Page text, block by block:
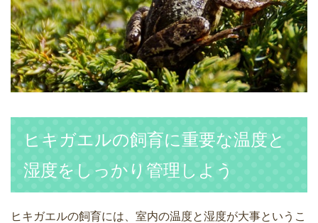
ヒキガエルの飼育に重要な温度と
湿度をしっかり管理しよう
ヒキガエルの飼育には、室内の温度と湿度が大事というこ